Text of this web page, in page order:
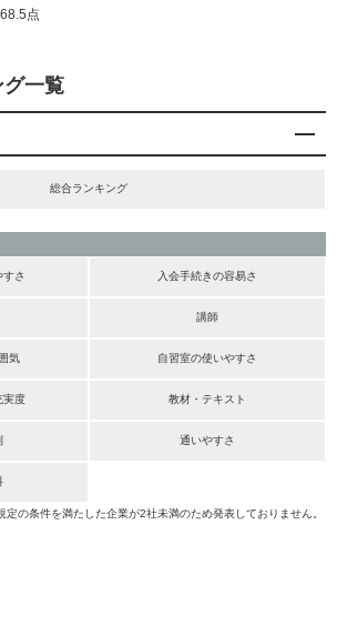
点
一覧
総合ランキング
さ 入会手続きの容易さ
講師
気 自習室の使いやすさ
実度 教材・テキスト
通いやすさ
の条件を満たした企業が2社未満のため発表しておりません。